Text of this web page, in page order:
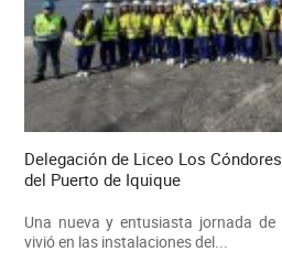
Delegación de Liceo Los
del Puerto de Iquique
Una nueva y entusiasta jornada
vivió en las instalaciones del...